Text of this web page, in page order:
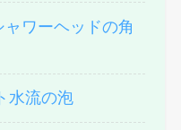
ワーヘッドの角
水流の泡